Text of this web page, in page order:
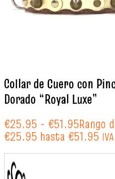
Collar de Cuero con
Dorado “Royal Luxe”
€25.95 - €51.95Rango
€25.95 hasta €51.95